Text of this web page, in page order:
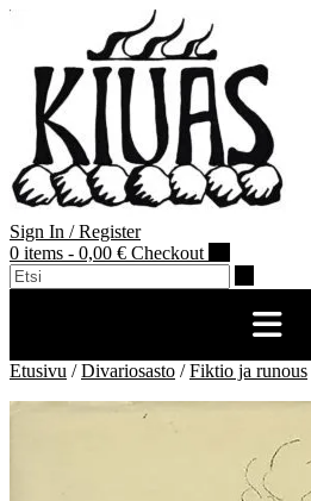
Skip
content
Sign In / Register
0 items - 0,00 € Checkout
Etusivu /Divariosasto /Fiktio ja runous